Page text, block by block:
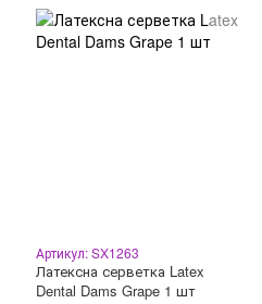
Артикул: SX1263
Латексна серветка Latex
Dental Dams Grape 1 шт